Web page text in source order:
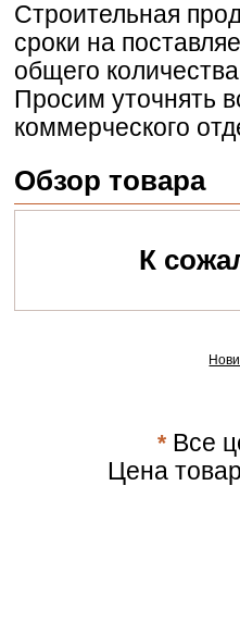
Строительная
сроки на
общего
Просим уточнять
коммерческого
Обзор товара
К
* Все
Цена